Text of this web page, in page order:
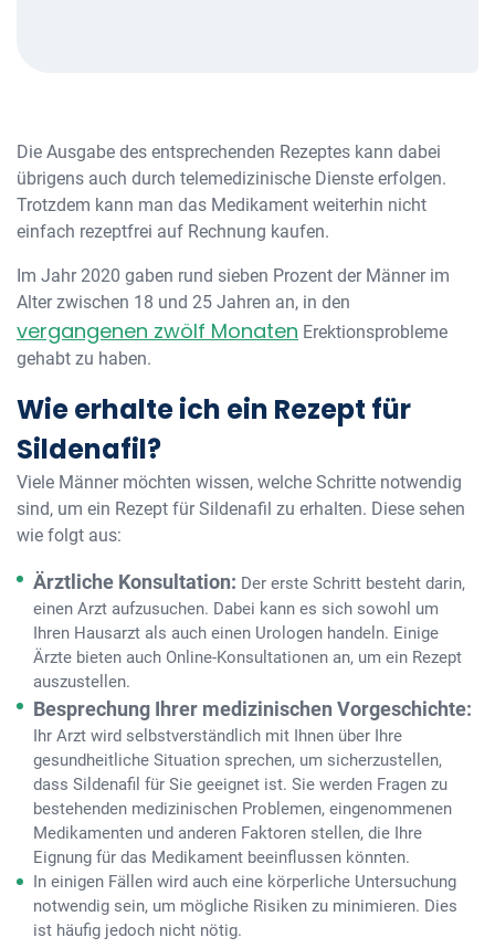
Die Ausgabe des entsprechenden Rezeptes kann dabei
übrigens auch durch telemedizinische Dienste erfolgen.
Trotzdem kann man das Medikament weiterhin nicht
einfach rezeptfrei auf Rechnung kaufen.
Im Jahr 2020 gaben rund sieben Prozent der Männer im
Alter zwischen 18 und 25 Jahren an, in den
vergangenen zwölf Monaten Erektionsprobleme
gehabt zu haben.
Wie erhalte ich ein Rezept für
Sildenafil?
Viele Männer möchten wissen, welche Schritte notwendig
sind, um ein Rezept für Sildenafil zu erhalten. Diese sehen
wie folgt aus:
Ärztliche Konsultation: Der erste Schritt besteht darin,
einen Arzt aufzusuchen. Dabei kann es sich sowohl um
Ihren Hausarzt als auch einen Urologen handeln. Einige
Ärzte bieten auch Online-Konsultationen an, um ein Rezept
auszustellen.
Besprechung Ihrer medizinischen Vorgeschichte:
Ihr Arzt wird selbstverständlich mit Ihnen über Ihre
gesundheitliche Situation sprechen, um sicherzustellen,
dass Sildenafil für Sie geeignet ist. Sie werden Fragen zu
bestehenden medizinischen Problemen, eingenommenen
Medikamenten und anderen Faktoren stellen, die Ihre
Eignung für das Medikament beeinflussen könnten.
In einigen Fällen wird auch eine körperliche Untersuchung
notwendig sein, um mögliche Risiken zu minimieren. Dies
ist häufig jedoch nicht nötig.